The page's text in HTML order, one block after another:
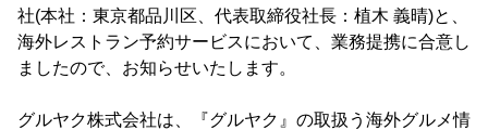
社(本社：東京都品川区、代表取締役社長：植木 義晴)と、
海外レストラン予約サービスにおいて、業務提携に合意し
ましたので、お知らせいたします。
グルヤク株式会社は、『グルヤク』の取扱う海外グルメ情